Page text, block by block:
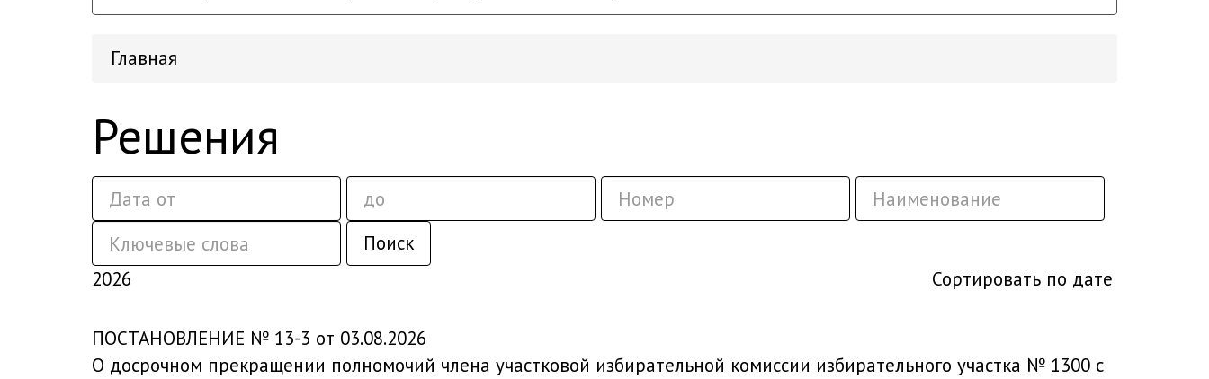
Главная
Решения
Поиск
2026
Сортировать по дате
ПОСТАНОВЛЕНИЕ № 13-3 от 03.08.2026
О досрочном прекращении полномочий члена участковой избирательной комиссии избирательного участка № 1300 с